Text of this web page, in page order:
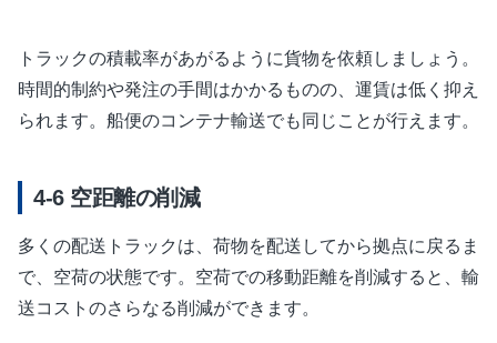
トラックの積載率があがるように貨物を依頼しましょう。
時間的制約や発注の手間はかかるものの、運賃は低く抑え
られます。船便のコンテナ輸送でも同じことが行えます。
空距離の削減
多くの配送トラックは、荷物を配送してから拠点に戻るま
で、空荷の状態です。空荷での移動距離を削減すると、輸
送コストのさらなる削減ができます。